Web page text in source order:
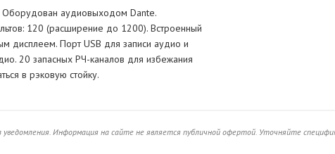
Оборудован аудиовыходом Dante.
120 (расширение до 1200). Встроенный
дисплеем. Порт USB для записи аудио и
20 запасных РЧ-каналов для избежания
в рэковую стойку.
Информация на сайте не является публичной офертой. Уточняйте